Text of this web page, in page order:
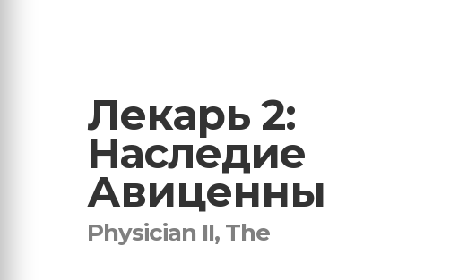
Лекарь 2:
Наследие
Авиценны
Physician II, The